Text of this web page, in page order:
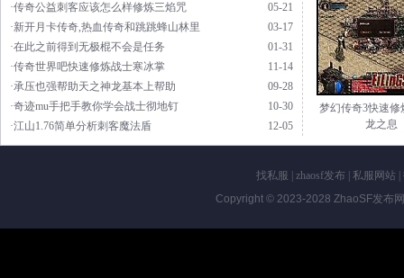
05-21
·传奇公益刺客应该怎么样修炼三焰咒
03-17
·新开月卡传奇,热血传奇和跳跳蜂山林里
01-31
·在此之前得到无极棍不会是任务
11-14
·传奇世界吧快速修炼战士寒冰掌
09-28
·承压也强帮助天之神龙基本上帮助
10-30
·奇迹mu手把手教你学会战士彻地钉
12-05
·江山1.76简单分析刺客魔法盾
梦幻传奇3快速修
龙之息
找私服 zhaosf发布 私服网站
Copyright © 2023-2028 ZhaoSF发布网